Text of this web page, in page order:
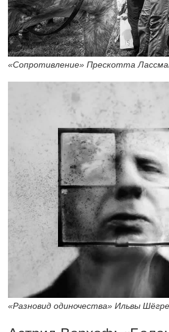
«Сопротивление» Прескотта
«Разновид одиночества» Ильвы